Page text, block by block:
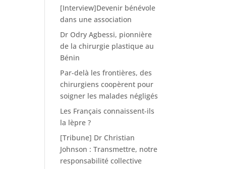
[Interview]Devenir bénévole
dans une association
Dr Odry Agbessi, pionnière
de la chirurgie plastique au
Bénin
Par-delà les frontières, des
chirurgiens coopèrent pour
soigner les malades négligés
Les Français connaissent-ils
la lèpre ?
[Tribune] Dr Christian
Johnson : Transmettre, notre
responsabilité collective